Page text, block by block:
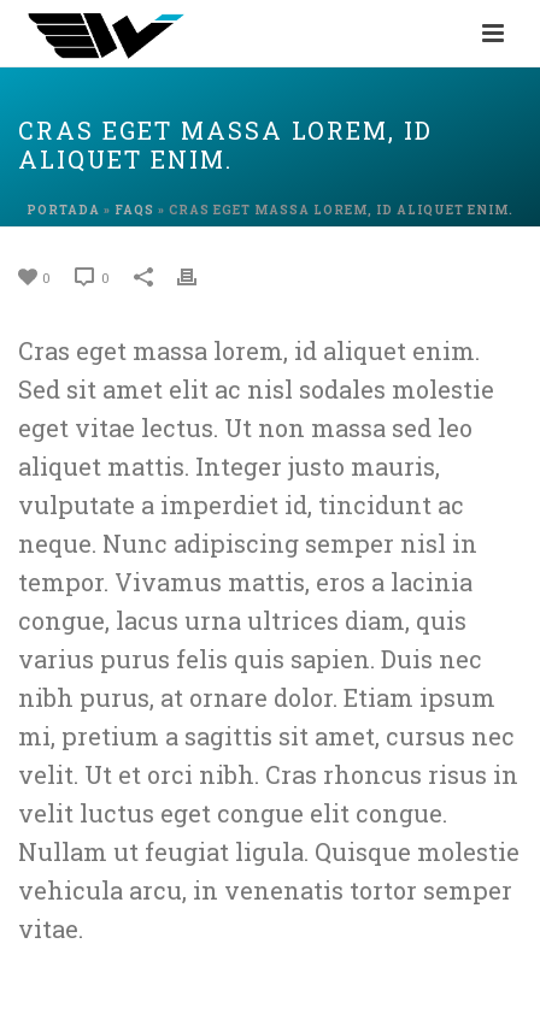
CRAS EGET MASSA LOREM, ID
ALIQUET ENIM.
PORTADA » FAQS » CRAS EGET MASSA LOREM, ID ALIQUET ENIM.
0 0
Cras eget massa lorem, id aliquet enim.
Sed sit amet elit ac nisl sodales molestie
eget vitae lectus. Ut non massa sed leo
aliquet mattis. Integer justo mauris,
vulputate a imperdiet id, tincidunt ac
neque. Nunc adipiscing semper nisl in
tempor. Vivamus mattis, eros a lacinia
congue, lacus urna ultrices diam, quis
varius purus felis quis sapien. Duis nec
nibh purus, at ornare dolor. Etiam ipsum
mi, pretium a sagittis sit amet, cursus nec
velit. Ut et orci nibh. Cras rhoncus risus in
velit luctus eget congue elit congue.
Nullam ut feugiat ligula. Quisque molestie
vehicula arcu, in venenatis tortor semper
vitae.